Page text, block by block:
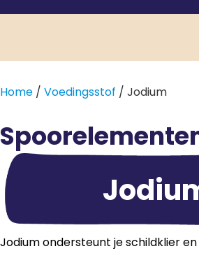
Home / Voedingsstof / Jodium
Jodium ondersteunt je schildklier